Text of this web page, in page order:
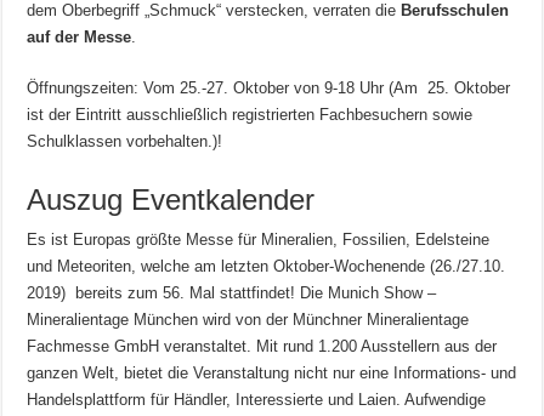
dem Oberbegriff „Schmuck“ verstecken, verraten die Berufsschulen
auf der Messe.
Öffnungszeiten: Vom 25.-27. Oktober von 9-18 Uhr (Am 25. Oktober
ist der Eintritt ausschließlich registrierten Fachbesuchern sowie
Schulklassen vorbehalten.)!
Auszug Eventkalender
Es ist Europas größte Messe für Mineralien, Fossilien, Edelsteine
und Meteoriten, welche am letzten Oktober-Wochenende (26./27.10.
2019) bereits zum 56. Mal stattfindet! Die Munich Show –
Mineralientage München wird von der Münchner Mineralientage
Fachmesse GmbH veranstaltet. Mit rund 1.200 Ausstellern aus der
ganzen Welt, bietet die Veranstaltung nicht nur eine Informations- und
Handelsplattform für Händler, Interessierte und Laien. Aufwendige